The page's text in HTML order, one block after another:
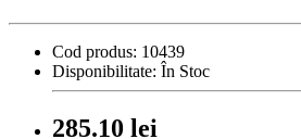
Cod produs: 10439
Disponibilitate: În Stoc
285.10 lei